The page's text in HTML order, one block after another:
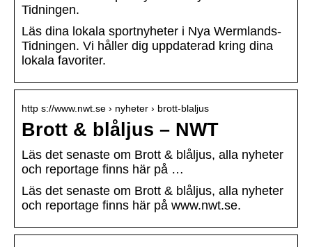
Tidningen.
Läs dina lokala sportnyheter i Nya Wermlands-
Tidningen. Vi håller dig uppdaterad kring dina
lokala favoriter.
http s://www.nwt.se › nyheter › brott-blaljus
Brott & blåljus – NWT
Läs det senaste om Brott & blåljus, alla nyheter
och reportage finns här på …
Läs det senaste om Brott & blåljus, alla nyheter
och reportage finns här på www.nwt.se.